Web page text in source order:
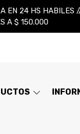
24 HS HABILES
A $ 150.000